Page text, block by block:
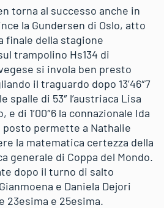
torna al successo anche in
la Gundersen di Oslo, atto
finale della stagione
trampolino Hs134 di
si invola ben presto
il traguardo dopo 13’46″7
spalle di 53″ l’austriaca Lisa
di 1’00″6 la connazionale Ida
posto permette a Nathalie
la matematica certezza della
generale di Coppa del Mondo.
dopo il turno di salto
e Daniela Dejori
e 25esima.